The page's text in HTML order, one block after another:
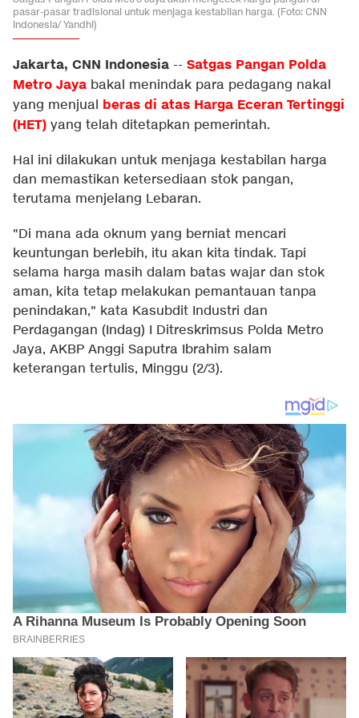
pasar-pasar tradisional untuk menjaga kestabilan harga. (Foto: CNN
Indonesia/ Yandhi)
Jakarta, CNN Indonesia -- Satgas Pangan Polda
Metro Jaya bakal menindak para pedagang nakal
yang menjual beras di atas Harga Eceran Tertinggi
(HET) yang telah ditetapkan pemerintah.
Hal ini dilakukan untuk menjaga kestabilan harga
dan memastikan ketersediaan stok pangan,
terutama menjelang Lebaran.
"Di mana ada oknum yang berniat mencari
keuntungan berlebih, itu akan kita tindak. Tapi
selama harga masih dalam batas wajar dan stok
aman, kita tetap melakukan pemantauan tanpa
penindakan," kata Kasubdit Industri dan
Perdagangan (Indag) I Ditreskrimsus Polda Metro
Jaya, AKBP Anggi Saputra Ibrahim salam
keterangan tertulis, Minggu (2/3).